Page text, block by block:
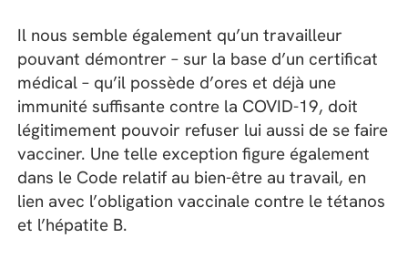
Il nous semble également qu’un travailleur
pouvant démontrer – sur la base d’un certificat
médical – qu’il possède d’ores et déjà une
immunité suffisante contre la COVID-19, doit
légitimement pouvoir refuser lui aussi de se faire
vacciner. Une telle exception figure également
dans le Code relatif au bien-être au travail, en
lien avec l’obligation vaccinale contre le tétanos
et l’hépatite B.